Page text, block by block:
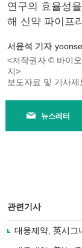
연구의 효율성
해 신약 파이프
서윤석 기자
<저작권자 © 바이
지>
보도자료 및 기사제
뉴스레터
관련기사
대웅제약, 英시그